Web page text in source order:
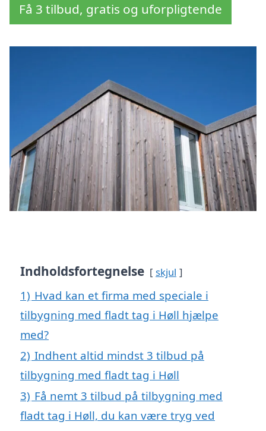
Få 3 tilbud, gratis og uforpligtende
Indholdsfortegnelse skjul
1) Hvad kan et firma med speciale i
tilbygning med fladt tag i Høll hjælpe
med?
2) Indhent altid mindst 3 tilbud på
tilbygning med fladt tag i Høll
3) Få nemt 3 tilbud på tilbygning med
fladt tag i Høll, du kan være tryg ved